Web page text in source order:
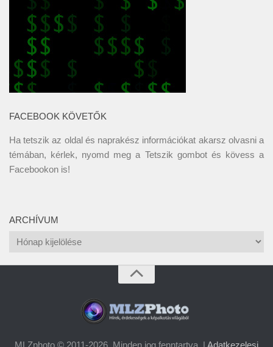
FACEBOOK KÖVETŐK
Ha tetszik az oldal és naprakész információkat akarsz olvasni a
témában, kérlek, nyomd meg a Tetszik gombot és kövess a
Facebookon is!
ARCHÍVUM
Archívum
MLZphoto © 2011-2026. Minden jog fenntartva. | Adatkezelesi